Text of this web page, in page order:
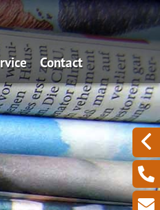
Contact